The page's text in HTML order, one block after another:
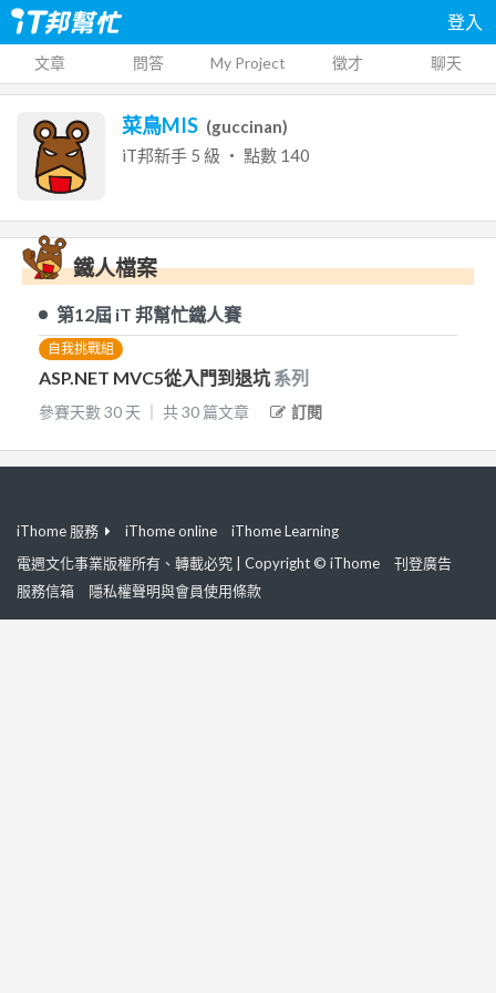
登入
文章 問答 My Project 徵才 聊天
菜鳥MIS (guccinan)
iT邦新手 5 級 ‧ 點數 140
鐵人檔案
第12屆 iT 邦幫忙鐵人賽
自我挑戰組
ASP.NET MVC5從入門到退坑 系列
參賽天數30 天 共30 篇文章 訂閱
iThome 服務 iThome online
iThome Learning
電週文化事業版權所有、轉載必究 | Copyright © iThome
刊登廣告
服務信箱
隱私權聲明與會員使用條款